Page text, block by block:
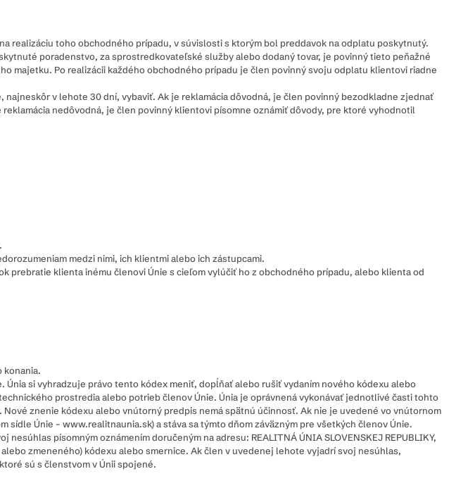
realizáciu toho obchodného prípadu, v súvislosti s ktorým bol preddavok na odplatu poskytnutý.
poradenstvo, za sprostredkovateľské služby alebo dodaný tovar, je povinný tieto peňažné
majetku. Po realizácii každého obchodného prípadu je člen povinný svoju odplatu klientovi riadne
v lehote 30 dní, vybaviť. Ak je reklamácia dôvodná, je člen povinný bezodkladne zjednať
nedôvodná, je člen povinný klientovi písomne oznámiť dôvody, pre ktoré vyhodnotil
medzi nimi, ich klientmi alebo ich zástupcami.
prebratie klienta inému členovi Únie s cieľom vylúčiť ho z obchodného prípadu, alebo klienta od
konania.
si vyhradzuje právo tento kódex meniť, dopĺňať alebo rušiť vydaním nového kódexu alebo
prostredia alebo potrieb členov Únie. Únia je oprávnená vykonávať jednotlivé časti tohto
znenie kódexu alebo vnútorný predpis nemá spätnú účinnosť. Ak nie je uvedené vo vnútornom
Únie – www.realitnaunia.sk) a stáva sa týmto dňom záväzným pre všetkých členov Únie.
písomným oznámením doručeným na adresu: REALITNÁ ÚNIA SLOVENSKEJ REPUBLIKY,
zmeneného) kódexu alebo smernice. Ak člen v uvedenej lehote vyjadrí svoj nesúhlas,
sú s členstvom v Únii spojené.